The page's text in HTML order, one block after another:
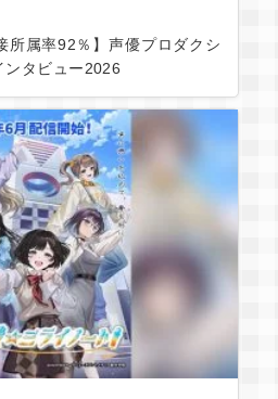
所属率92％】声優プロダクシ
ンタビュー2026